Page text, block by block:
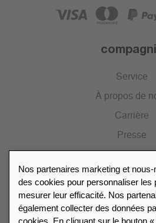
Service
À propos de
Carrière
Presse
Portail des
Répertoire des
Nos partenaires marketing et
des cookies pour personnaliser les
mesurer leur efficacité. Nos
également collecter des données
cookies. En cliquant sur le bouton «